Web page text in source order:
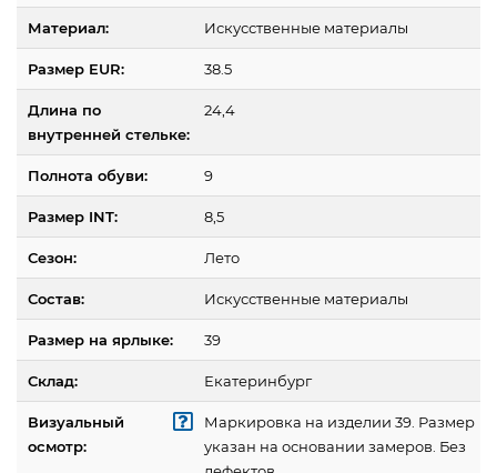
Материал: Искусственные материалы
Размер EUR: 38.5
Длина по
внутренней стельке:
24,4
Полнота обуви: 9
Размер INT: 8,5
Сезон: Лето
Состав: Искусственные материалы
Размер на ярлыке: 39
Склад: Екатеринбург
Визуальный
осмотр:
Маркировка на изделии 39. Размер
указан на основании замеров. Без